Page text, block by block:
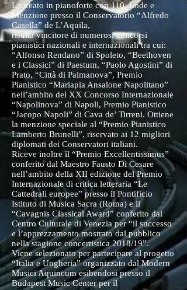
Laureato in pianoforte con 110, Lode e
Menzione presso il Conservatorio “Alfredo
Casella” de L’Aquila,
risulta vincitore di numerosi concorsi
pianistici nazionali e internazionali tra cui:
“Alfonso Rendano” di Spoleto, “Beethoven
e i Classici” di Paestum, “Paolo Agostini” di
Prato, “Città di Palmanova”, Premio
Pianistico “Mariapia Ansalone Napolitano”
nell’ambito del XX Concorso Internazionale
“Napolinova” di Napoli, Premio Pianistico
“Jacopo Napoli” di Cava de’ Tirreni. Ottiene
la menzione speciale al “Premio Pianistico
Lamberto Brunelli”, riservato ai 12 migliori
diplomati dei Conservatori italiani.
Riceve inoltre il “Premio Excellentissimus”
conferito dal Maestro Fausto Di Cesare
nell’ambito della XII edizione del Premio
Internazionale di critica letteraria “Le
Cattedrali europee” presso il Pontificio
Istituto di Musica Sacra (Roma) e il
“Cavagnis Classical Award” conferito dal
Centro Culturale di Venezia per “il successo
e l’apprezzamento mostrato dal pubblico
nella stagione concertistica 2018/19”.
Viene selezionato per partecipare al progetto
“Italia e Ungheria” organizzato dal Modern
Musici Aquincum esibendosi presso il
Budapest Music Center per il